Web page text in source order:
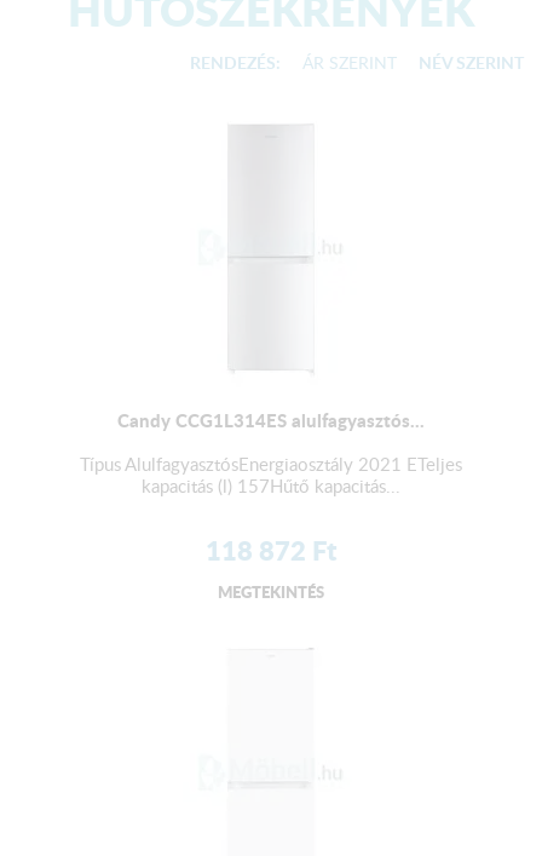
RENDEZÉS: ÁR SZERINT NÉV SZERINT
Candy CCG1L314ES alulfagyasztós...
Típus AlulfagyasztósEnergiaosztály 2021 ETeljes
kapacitás (l) 157Hűtő kapacitás...
118 872 Ft
MEGTEKINTÉS